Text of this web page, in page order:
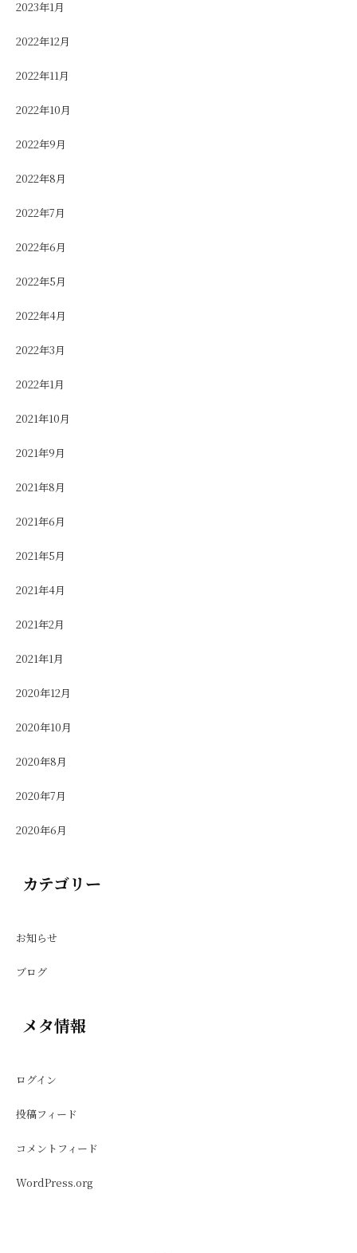
2023年1月
2022年12月
2022年11月
2022年10月
2022年9月
2022年8月
2022年7月
2022年6月
2022年5月
2022年4月
2022年3月
2022年1月
2021年10月
2021年9月
2021年8月
2021年6月
2021年5月
2021年4月
2021年2月
2021年1月
2020年12月
2020年10月
2020年8月
2020年7月
2020年6月
カテゴリー
お知らせ
ブログ
メタ情報
ログイン
投稿フィード
コメントフィード
WordPress.org